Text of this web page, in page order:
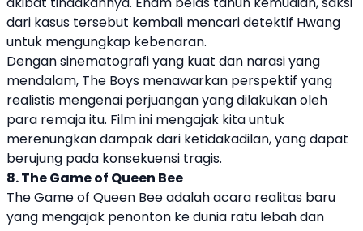
dari kasus tersebut kembali mencari detektif Hwang
untuk mengungkap kebenaran.
Dengan sinematografi yang kuat dan narasi yang
mendalam, The Boys menawarkan perspektif yang
realistis mengenai perjuangan yang dilakukan oleh
para remaja itu. Film ini mengajak kita untuk
merenungkan dampak dari ketidakadilan, yang dapat
berujung pada konsekuensi tragis.
8. The Game of Queen Bee
The Game of Queen Bee adalah acara realitas baru
yang mengajak penonton ke dunia ratu lebah dan